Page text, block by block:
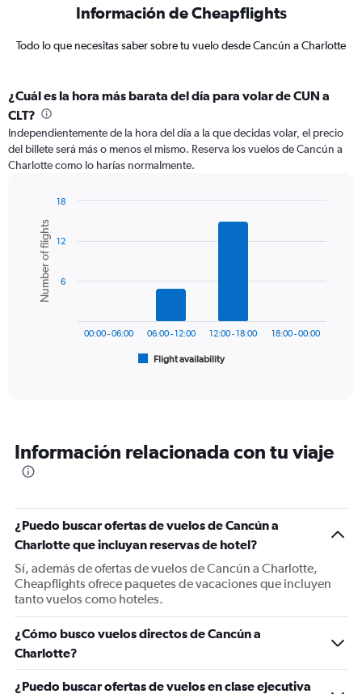
Información de Cheapflights
Todo lo que necesitas saber sobre tu vuelo desde Cancún a Charlotte
¿Cuál es la hora más barata del día para volar de CUN a
CLT?
Independientemente de la hora del día a la que decidas volar, el precio
del billete será más o menos el mismo. Reserva los vuelos de Cancún a
Charlotte como lo harías normalmente.
chart
with
bars.
The
categories.
The
Y
axis
displaying
Number
of
flights.
0
to
18.
Chart
graphic.
Number of flights
Flight availability
00:00 - 06:00 06:00 - 12:00 12:00 - 18:00 18:00 - 00:00
6
12
18
Información relacionada con tu viaje
¿Puedo buscar ofertas de vuelos de Cancún a
Charlotte que incluyan reservas de hotel?
Sí, además de ofertas de vuelos de Cancún a Charlotte,
Cheapflights ofrece paquetes de vacaciones que incluyen
tanto vuelos como hoteles.
¿Cómo busco vuelos directos de Cancún a
Charlotte?
¿Puedo buscar ofertas de vuelos en clase ejecutiva